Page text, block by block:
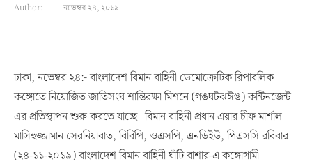
Author: নভেম্বর ২৪, ২০১৯
ঢাকা, নভেম্বর ২৪:- বাংলাদেশ বিমান বাহিনী ডেমোক্রেটিক রিপাবলিক
কঙ্গোতে নিয়োজিত জাতিসংঘ শান্তিরক্ষা মিশনে (গঙঘটঝঈঙ) কন্টিনজেন্ট
এর প্রতিস্থাপন শুরু করতে যাচ্ছে। বিমান বাহিনী প্রধান এয়ার চীফ মার্শাল
মাসিহুজ্জামান সেরনিয়াবাত, বিবিপি, ওএসপি, এনডিইউ, পিএসসি রবিবার
(২৪-১১-২০১৯) বাংলাদেশ বিমান বাহিনী ঘাঁটি বাশার-এ কঙ্গোগামী